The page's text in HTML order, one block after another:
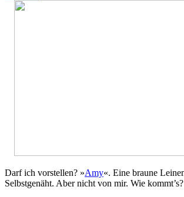
Darf ich vorstellen? »Amy«. Eine braune
Selbstgenäht. Aber nicht von mir. Wie kommt’s?